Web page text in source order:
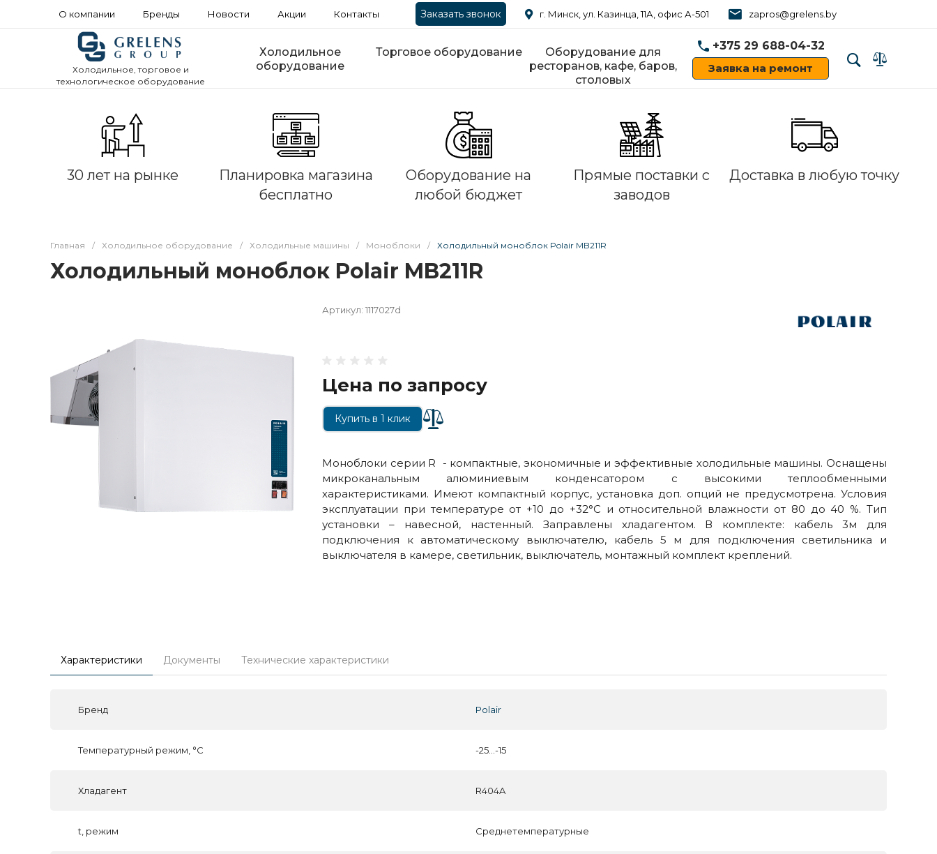
О компании Бренды Новости Акции Контакты Заказать звонок г. Минск, ул. Казинца, 11А, офис А-501 zapros@grelens.by
Холодильное, торговое и
технологическое оборудование
Холодильное
оборудование
Торговое оборудование
Оборудование для
ресторанов, кафе, баров,
столовых
+375 29 688-04-32
Заявка на ремонт
30 лет на рынке
Планировка магазина
бесплатно
Оборудование на
любой бюджет
Прямые поставки с
заводов
Доставка в любую точку
Главная / Холодильное оборудование / Холодильные машины / Моноблоки / Холодильный моноблок Polair MB211R
Холодильный моноблок Polair MB211R
Артикул: 1117027d
Цена по запросу
Купить в 1 клик
Моноблоки серии R - компактные, экономичные и эффективные холодильные машины. Оснащены
микроканальным алюминиевым конденсатором с высокими теплообменными
характеристиками. Имеют компактный корпус, установка доп. опций не предусмотрена. Условия
эксплуатации при температуре от +10 до +32°С и относительной влажности от 80 до 40 %. Тип
установки – навесной, настенный. Заправлены хладагентом. В комплекте: кабель 3м для
подключения к автоматическому выключателю, кабель 5 м для подключения светильника и
выключателя в камере, светильник, выключатель, монтажный комплект креплений.
Характеристики Документы Технические характеристики
Бренд Polair
Температурный режим, °C -25...-15
Хладагент R404A
t, режим Среднетемпературные